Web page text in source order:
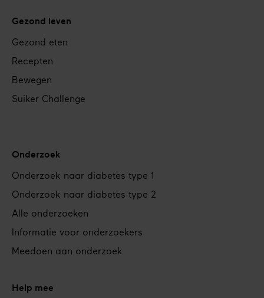
Gezond leven
Gezond eten
Recepten
Bewegen
Suiker Challenge
Onderzoek
Onderzoek naar diabetes type 1
Onderzoek naar diabetes type 2
Alle onderzoeken
Informatie voor onderzoekers
Meedoen aan onderzoek
Help mee